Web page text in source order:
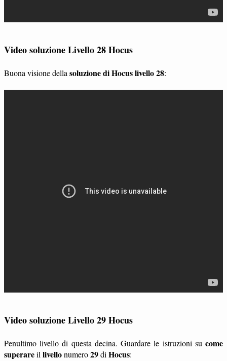
Video soluzione Livello 28 Hocus
Buona visione della soluzione di Hocus livello 28:
Video soluzione Livello 29 Hocus
Penultimo livello di questa decina. Guardare le istruzioni su come
superareil livellonumero29di Hocus: